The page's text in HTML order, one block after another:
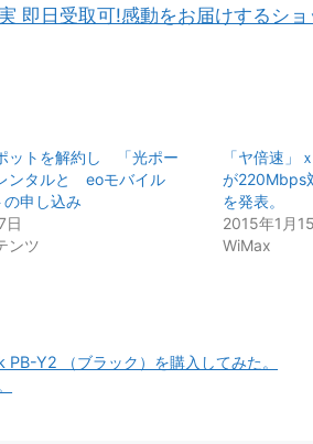
即日受取可!感動をお届けするシ
ットを解約し 「光ポー
ンタルと eoモバイル
申し込み
日
ンツ
「ヤ倍速
が220Mbps
を発表。
2015年1月
WiMax
Y2 （ブラック）を購入してみた。